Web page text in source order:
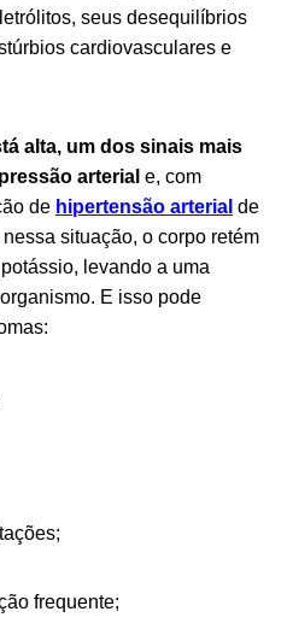
seus desequilíbrios
cardiovasculares e
alta, um dos sinais mais
arterial e, com
de hipertensão arterial de
situação, o corpo retém
levando a uma
E isso pode
frequente;